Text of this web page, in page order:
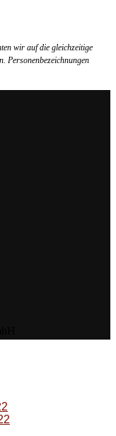
wir auf die gleichzeitige
Personenbezeichnungen